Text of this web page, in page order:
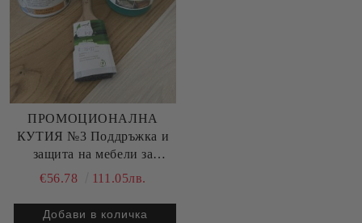
ПРОМОЦИОНАЛНА
КУТИЯ №3 Поддръжка и
защита на мебели за
екстериора.
€56.78 111.05лв.